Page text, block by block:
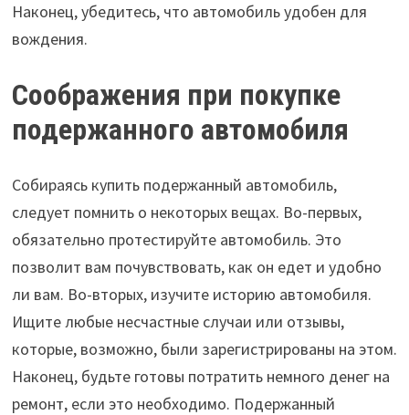
Наконец, убедитесь, что автомобиль удобен для
вождения.
Соображения при покупке
подержанного автомобиля
Собираясь купить подержанный автомобиль,
следует помнить о некоторых вещах. Во-первых,
обязательно протестируйте автомобиль. Это
позволит вам почувствовать, как он едет и удобно
ли вам. Во-вторых, изучите историю автомобиля.
Ищите любые несчастные случаи или отзывы,
которые, возможно, были зарегистрированы на этом.
Наконец, будьте готовы потратить немного денег на
ремонт, если это необходимо. Подержанный